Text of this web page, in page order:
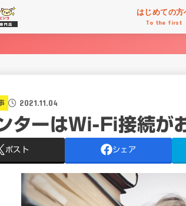
はじめての方
To the first
2021.11.04
ターはWi-Fi接続が
ポスト シェア